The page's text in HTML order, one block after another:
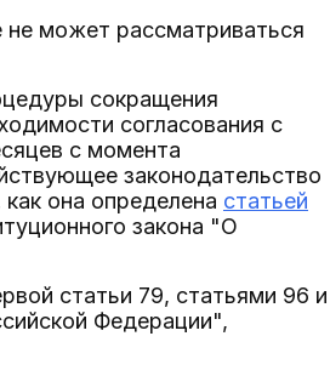
не может рассматриваться
сокращения
согласования с
с момента
законодательство
она определена статьей
закона "О
статьи 79, статьями 96 и
Федерации",